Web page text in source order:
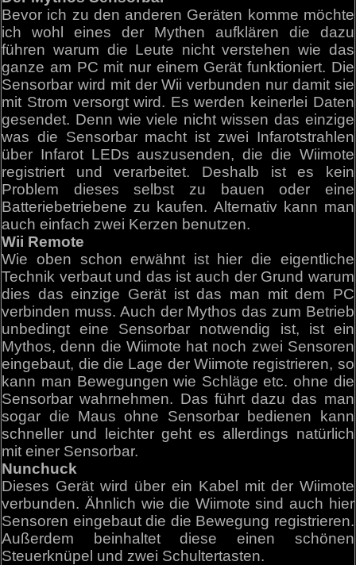
Bevor ich zu den anderen Geräten komme möchte
ich wohl eines der Mythen aufklären die dazu
führen warum die Leute nicht verstehen wie das
ganze am PC mit nur einem Gerät funktioniert. Die
Sensorbar wird mit der Wii verbunden nur damit sie
mit Strom versorgt wird. Es werden keinerlei Daten
gesendet. Denn wie viele nicht wissen das einzige
was die Sensorbar macht ist zwei Infarotstrahlen
über Infarot LEDs auszusenden, die die Wiimote
registriert und verarbeitet. Deshalb ist es kein
Problem dieses selbst zu bauen oder eine
Batteriebetriebene zu kaufen. Alternativ kann man
auch einfach zwei Kerzen benutzen.
Wii Remote
Wie oben schon erwähnt ist hier die eigentliche
Technik verbaut und das ist auch der Grund warum
dies das einzige Gerät ist das man mit dem PC
verbinden muss. Auch der Mythos das zum Betrieb
unbedingt eine Sensorbar notwendig ist, ist ein
Mythos, denn die Wiimote hat noch zwei Sensoren
eingebaut, die die Lage der Wiimote registrieren, so
kann man Bewegungen wie Schläge etc. ohne die
Sensorbar wahrnehmen. Das führt dazu das man
sogar die Maus ohne Sensorbar bedienen kann
schneller und leichter geht es allerdings natürlich
mit einer Sensorbar.
Nunchuck
Dieses Gerät wird über ein Kabel mit der Wiimote
verbunden. Ähnlich wie die Wiimote sind auch hier
Sensoren eingebaut die die Bewegung registrieren.
Außerdem beinhaltet diese einen schönen
Steuerknüpel und zwei Schultertasten.